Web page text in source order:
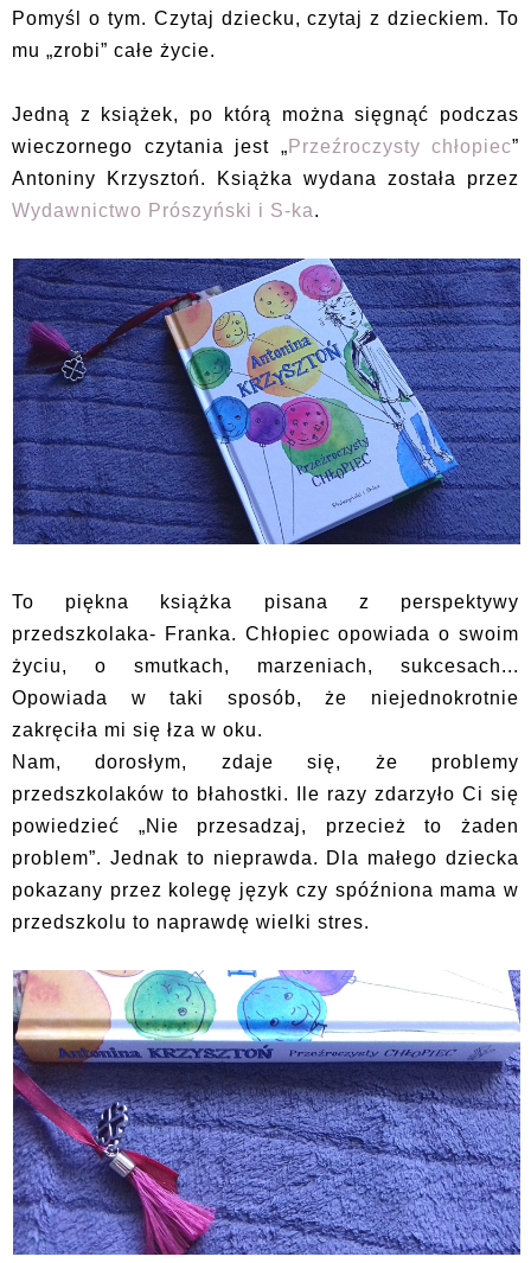
Pomyśl o tym. Czytaj dziecku, czytaj z dzieckiem. To
mu „zrobi” całe życie.
Jedną z książek, po którą można sięgnąć podczas
wieczornego czytania jest „ Przeźroczysty chłopiec”
Antoniny Krzysztoń. Książka wydana została przez
Wydawnictwo Prószyński i S-ka.
To piękna książka pisana z perspektywy
przedszkolaka- Franka. Chłopiec opowiada o swoim
życiu, o smutkach, marzeniach, sukcesach...
Opowiada w taki sposób, że niejednokrotnie
zakręciła mi się łza w oku.
Nam, dorosłym, zdaje się, że problemy
przedszkolaków to błahostki. Ile razy zdarzyło Ci się
powiedzieć „Nie przesadzaj, przecież to żaden
problem”. Jednak to nieprawda. Dla małego dziecka
pokazany przez kolegę język czy spóźniona mama w
przedszkolu to naprawdę wielki stres.